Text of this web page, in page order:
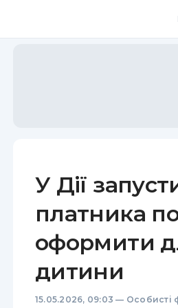
У Дії
платника
оформити
дитини
15.05.2026, 09:03 — Особисті